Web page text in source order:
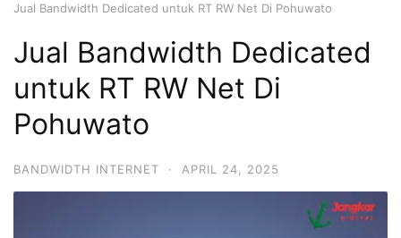
Jual Bandwidth Dedicated untuk RT RW Net Di Pohuwato
Jual Bandwidth Dedicated
untuk RT RW Net Di
Pohuwato
BANDWIDTH INTERNET · APRIL 24, 2025